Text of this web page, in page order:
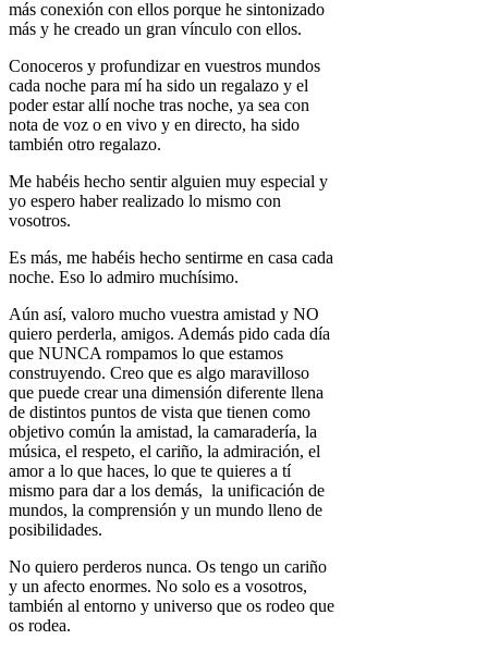
más conexión con ellos porque he sintonizado
más y he creado un gran vínculo con ellos.
Conoceros y profundizar en vuestros mundos
cada noche para mí ha sido un regalazo y el
poder estar allí noche tras noche, ya sea con
nota de voz o en vivo y en directo, ha sido
también otro regalazo.
Me habéis hecho sentir alguien muy especial y
yo espero haber realizado lo mismo con
vosotros.
Es más, me habéis hecho sentirme en casa cada
noche. Eso lo admiro muchísimo.
Aún así, valoro mucho vuestra amistad y NO
quiero perderla, amigos. Además pido cada día
que NUNCA rompamos lo que estamos
construyendo. Creo que es algo maravilloso
que puede crear una dimensión diferente llena
de distintos puntos de vista que tienen como
objetivo común la amistad, la camaradería, la
música, el respeto, el cariño, la admiración, el
amor a lo que haces, lo que te quieres a tí
mismo para dar a los demás, la unificación de
mundos, la comprensión y un mundo lleno de
posibilidades.
No quiero perderos nunca. Os tengo un cariño
y un afecto enormes. No solo es a vosotros,
también al entorno y universo que os rodeo que
os rodea.